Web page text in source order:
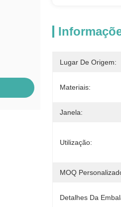
Lugar De Origem:
Materiais:
Janela:
Utilização:
MOQ
Detalhes Da